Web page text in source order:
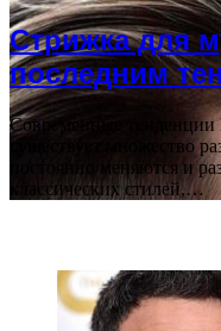
Стрижка для
последним
Современные
существует множество
постоянно меняются и
классических стилей,…